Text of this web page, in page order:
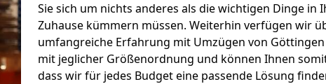
Sie sich um nichts anderes als die wichtigen Dinge in
Zuhause kümmern müssen. Weiterhin verfügen wir
umfangreiche Erfahrung mit Umzügen von
mit jeglicher Größenordnung und können Ihnen
dass wir für jedes Budget eine passende Lösung